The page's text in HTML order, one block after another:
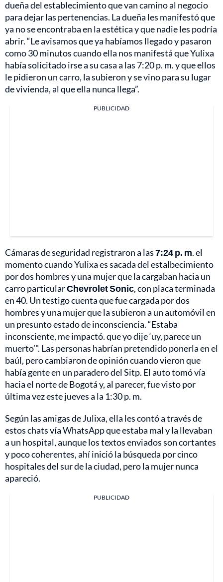
dueña del establecimiento que van camino al negocio
para dejar las pertenencias. La dueña les manifestó que
ya no se encontraba en la estética y que nadie les podría
abrir. “Le avisamos que ya habíamos llegado y pasaron
como 30 minutos cuando ella nos manifestá que Yulixa
había solicitado irse a su casa a las 7:20 p. m. y que ellos
le pidieron un carro, la subieron y se vino para su lugar
de vivienda, al que ella nunca llega”.
PUBLICIDAD
Cámaras de seguridad registraron a las7:24 p. m. el
momento cuando Yulixa es sacada del estalbecimiento
por dos hombres y una mujer que la cargaban hacia un
carro particularChevrolet Sonic, con placa terminada
en 40. Un testigo cuenta que fue cargada por dos
hombres y una mujer que la subieron a un automóvil en
un presunto estado de inconsciencia. “Estaba
inconsciente, me impactó. que yo dije ‘uy, parece un
muerto’". Las personas habrían pretendido ponerla en el
baúl, pero cambiaron de opinión cuando vieron que
había gente en un paradero del Sitp. El auto tomó vía
hacia el norte de Bogotá y, al parecer, fue visto por
última vez este jueves a la 1:30 p. m.
Según las amigas de Julixa, ella les contó a través de
estos chats vía WhatsApp que estaba mal y la llevaban
a un hospital, aunque los textos enviados son cortantes
y poco coherentes, ahí inició la búsqueda por cinco
hospitales del sur de la ciudad, pero la mujer nunca
apareció.
PUBLICIDAD